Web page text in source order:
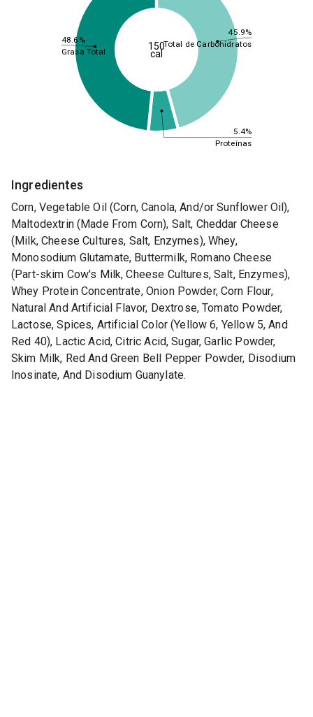
45.9%
5.4%
48.6% Total de Carbohidratos
Proteínas
Grasa Total 150
cal
Ingredientes
Corn, Vegetable Oil (Corn, Canola, And/or Sunflower Oil),
Maltodextrin (Made From Corn), Salt, Cheddar Cheese
(Milk, Cheese Cultures, Salt, Enzymes), Whey,
Monosodium Glutamate, Buttermilk, Romano Cheese
(Part-skim Cow's Milk, Cheese Cultures, Salt, Enzymes),
Whey Protein Concentrate, Onion Powder, Corn Flour,
Natural And Artificial Flavor, Dextrose, Tomato Powder,
Lactose, Spices, Artificial Color (Yellow 6, Yellow 5, And
Red 40), Lactic Acid, Citric Acid, Sugar, Garlic Powder,
Skim Milk, Red And Green Bell Pepper Powder, Disodium
Inosinate, And Disodium Guanylate.